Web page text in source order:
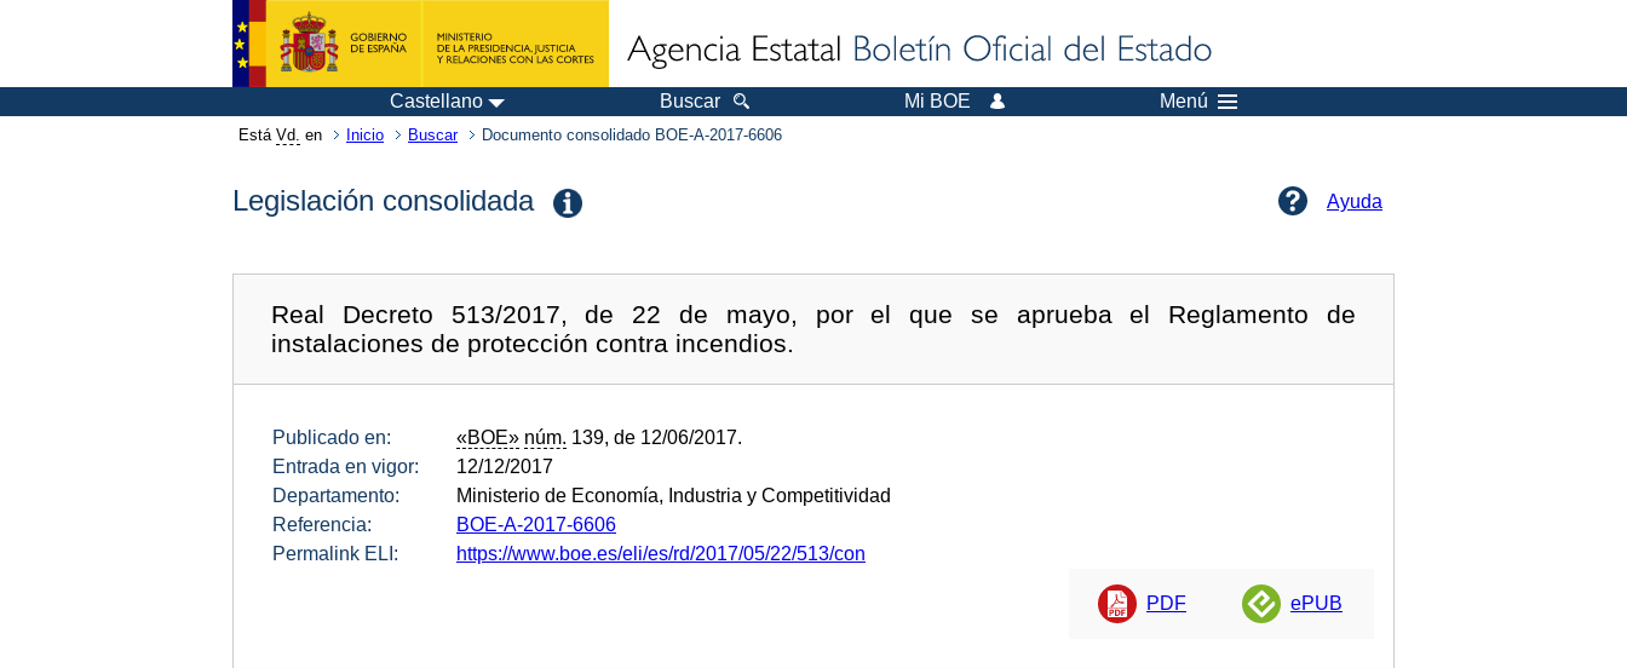
Castellano Buscar Mi BOE Menú
Está Vd. en Inicio Buscar Documento consolidado BOE-A-2017-6606
Legislación consolidada Ayuda
Real Decreto 513/2017, de 22 de mayo, por el que se aprueba el Reglamento de
instalaciones de protección contra incendios.
Publicado en: «BOE» núm. 139, de 12/06/2017.
Entrada en vigor:
12/12/2017
Departamento:
Ministerio de Economía, Industria y Competitividad
Referencia:
BOE-A-2017-6606
Permalink ELI:
https://www.boe.es/eli/es/rd/2017/05/22/513/con
PDF ePUB